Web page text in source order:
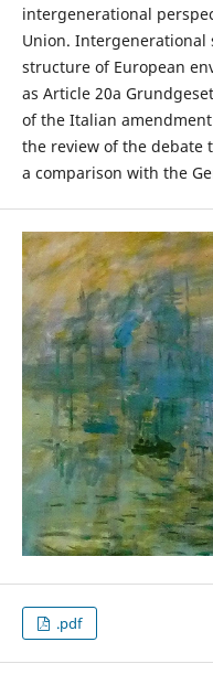
intergenerational
Union. Intergenerational
structure of European
as Article 20a
of the Italian
the review of the debate
a comparison with the
.pdf